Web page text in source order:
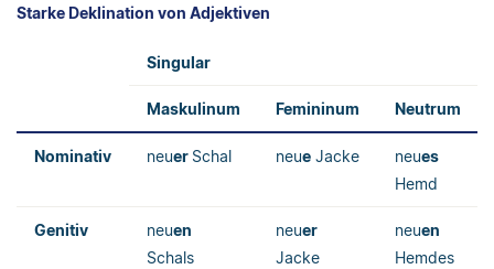
Starke Deklination von Adjektiven
Singular
Maskulinum Femininum Neutrum
Nominativ neuer Schal neue Jacke neues
Hemd
Genitiv neuen
Schals
neuer
Jacke
neuen
Hemdes